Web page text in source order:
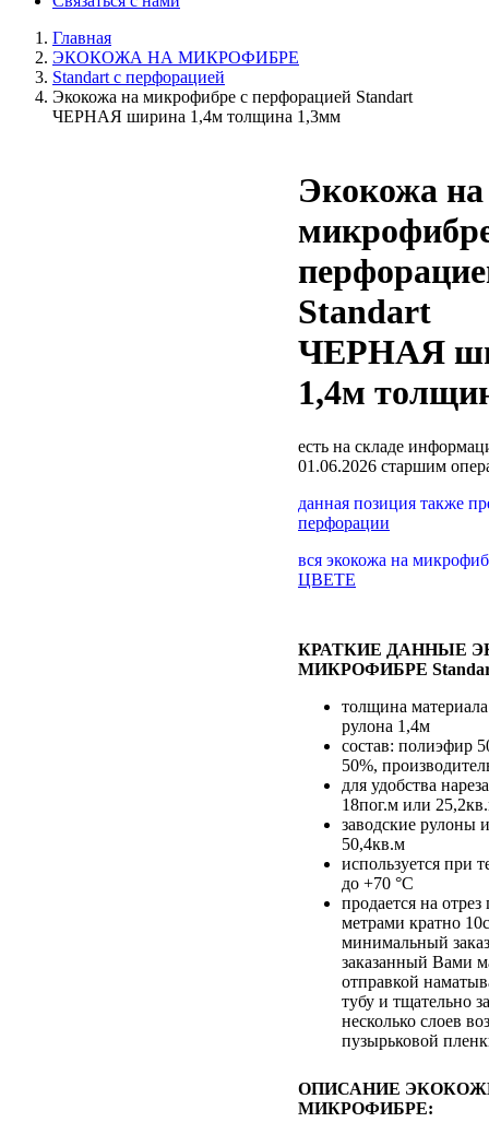
Главная
ЭКОКОЖА НА МИКРОФИБРЕ
Standart с перфорацией
Экокожа на микрофибре с перфорацией Standart
ЧЕРНАЯ ширина 1,4м толщина 1,3мм
Экокожа на
Standart
ЧЕРНАЯ
1,4м
есть на складе
01.06.2026 старшим
данная позиция также
перфорации
вся экокожа на
ЦВЕТЕ
КРАТКИЕ ДАННЫЕ
МИКРОФИБРЕ
толщина
рулона 1,4м
состав: полиэфир
50%,
для удобства
18пог.м или
заводские рулоны
50,4кв.м
используется при
до +70 °С
продается на
метрами кратно
минимальный
заказанный Вами
отправкой
тубу и тщательно
несколько слоев
пузырьковой
ОПИСАНИЕ
МИКРОФИБРЕ: